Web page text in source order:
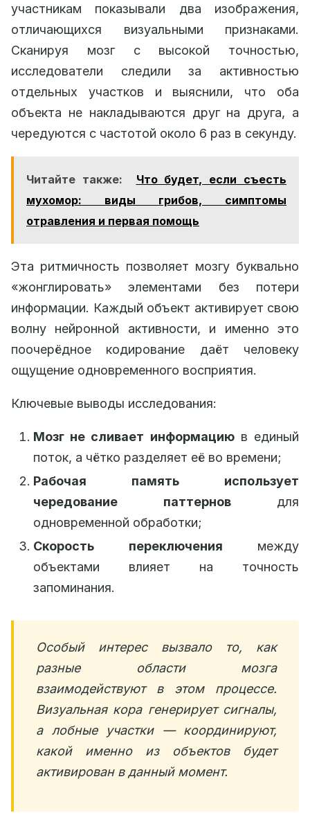
участникам показывали два изображения,
отличающихся визуальными признаками.
Сканируя мозг с высокой точностью,
исследователи следили за активностью
отдельных участков и выяснили, что оба
объекта не накладываются друг на друга, а
чередуются с частотой около 6 раз в секунду.
Читайте также:
Что будет, если съесть
мухомор: виды грибов, симптомы
отравления и первая помощь
Эта ритмичность позволяет мозгу буквально
«жонглировать» элементами без потери
информации. Каждый объект активирует свою
волну нейронной активности, и именно это
поочерёдное кодирование даёт человеку
ощущение одновременного восприятия.
Ключевые выводы исследования:
Мозг не сливает информациюв единый
поток, а чётко разделяет её во времени;
Рабочая память использует
чередование паттерновдля
одновременной обработки;
Скорость переключения между
объектами влияет на точность
запоминания.
Особый интерес вызвало то, как
разные области мозга
взаимодействуют в этом процессе.
Визуальная кора генерирует сигналы,
а лобные участки — координируют,
какой именно из объектов будет
активирован в данный момент.